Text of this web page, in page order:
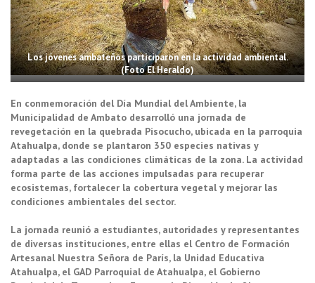
Los jóvenes ambateños participaron en la actividad ambiental.
(Foto El Heraldo)
En conmemoración del Día Mundial del Ambiente, la
Municipalidad de Ambato desarrolló una jornada de
revegetación en la quebrada Pisocucho, ubicada en la parroquia
Atahualpa, donde se plantaron 350 especies nativas y
adaptadas a las condiciones climáticas de la zona. La actividad
forma parte de las acciones impulsadas para recuperar
ecosistemas, fortalecer la cobertura vegetal y mejorar las
condiciones ambientales del sector.
La jornada reunió a estudiantes, autoridades y representantes
de diversas instituciones, entre ellas el Centro de Formación
Artesanal Nuestra Señora de París, la Unidad Educativa
Atahualpa, el GAD Parroquial de Atahualpa, el Gobierno